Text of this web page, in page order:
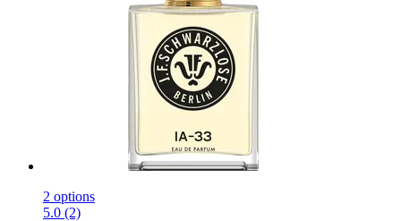
2 options
5.0 (2)